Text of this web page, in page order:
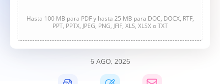
Hasta 100 MB para PDF y hasta 25 MB para DOC, DOCX, RTF,
PPT, PPTX, JPEG, PNG, JFIF, XLS, XLSX o TXT
6 AGO, 2026